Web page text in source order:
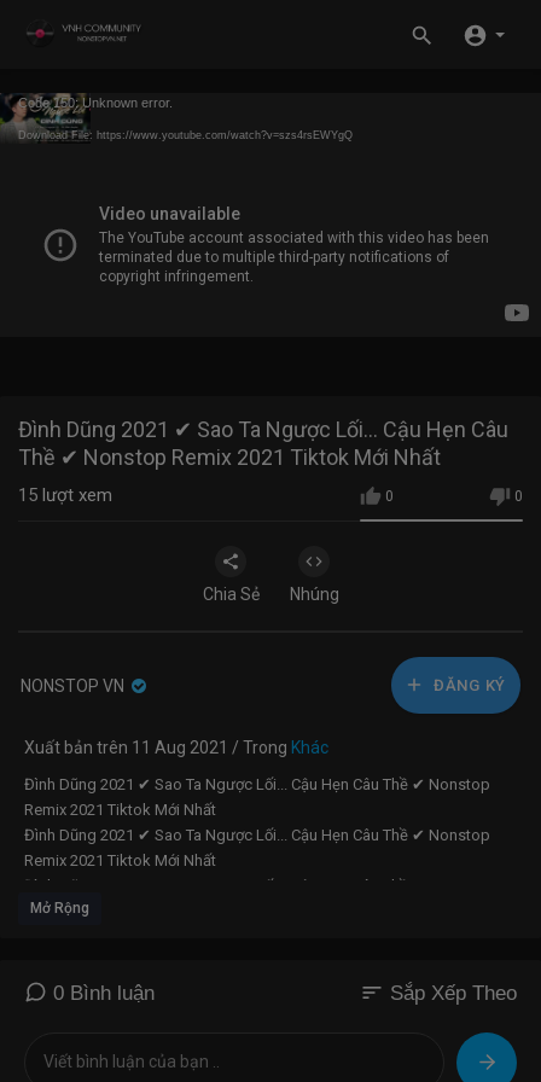
Code 150: Unknown error.
Download File: https://www.youtube.com/watch?v=szs4rsEWYgQ
Đình Dũng 2021 ✔ Sao Ta Ngược Lối... Cậu Hẹn Câu
Thề ✔ Nonstop Remix 2021 Tiktok Mới Nhất
0 0
15 lượt xem
Chia Sẻ Nhúng
NONSTOP VN ĐĂNG KÝ
Xuất bản trên 11 Aug 2021 / Trong Khác
Đình Dũng 2021 ✔ Sao Ta Ngược Lối... Cậu Hẹn Câu Thề ✔ Nonstop
Remix 2021 Tiktok Mới Nhất
Đình Dũng 2021 ✔ Sao Ta Ngược Lối... Cậu Hẹn Câu Thề ✔ Nonstop
Remix 2021 Tiktok Mới Nhất
Đình Dũng 2021 ✔ Sao Ta Ngược Lối... Cậu Hẹn Câu Thề ✔ Nonstop
Remix 2021 Tiktok Mới Nhất
#cauhencauthe #hoyeuaimatroi #nguoilatungthuong #laxaliacanh
► Hợp tác, quảng cáo, làm video, đăng nhạc lên ACV liên hệ chúng tôi
Mở Rộng
0 Bình luận sort Sắp Xếp Theo